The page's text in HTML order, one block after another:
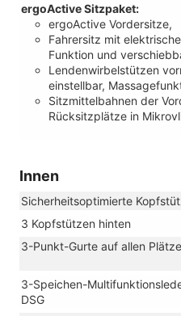
ergoActive Sitzpaket:
ergoActive Vordersitze,
Fahrersitz mit
Funktion und
Lendenwirbelstützen
einstellbar,
Sitzmittelbahnen der
Rücksitzplätze in
Innen
Sicherheitsoptimierte
3 Kopfstützen hinten
3-Punkt-Gurte auf allen
3-Speichen-
DSG